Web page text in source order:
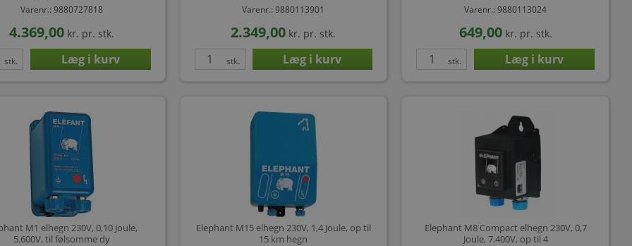
Varenr.: 9880727818
4.369,00 kr. pr. stk.
stk.
Varenr.: 9880113901
2.349,00 kr. pr. stk.
stk.
Varenr.: 9880113024
649,00 kr. pr. stk.
stk.
M1 elhegn 230V, 0,10 Joule,
5.600V, til følsomme dy
Elephant M15 elhegn 230V, 1,4 Joule, op til
15 km hegn
Elephant M8 Compact elhegn 230V, 0,7
Joule, 7.400V, op til 4